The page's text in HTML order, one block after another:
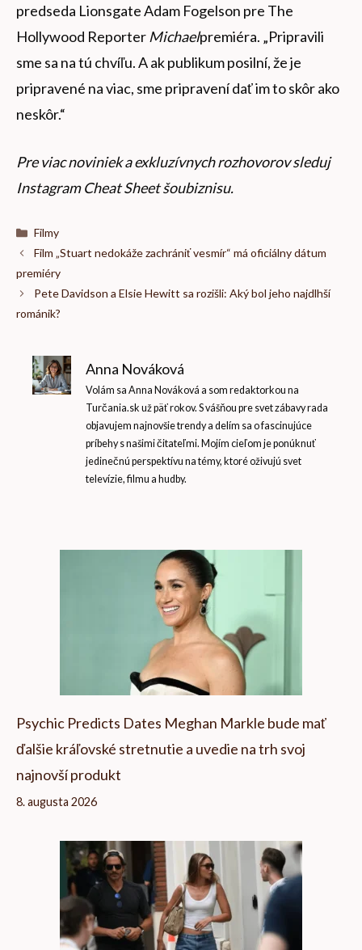
predseda Lionsgate Adam Fogelson pre The
Hollywood Reporter Michaelpremiéra. „Pripravili
sme sa na tú chvíľu. A ak publikum posilní, že je
pripravené na viac, sme pripravení dať im to skôr ako
neskôr.“
Pre viac noviniek a exkluzívnych rozhovorov sleduj
Instagram Cheat Sheet šoubiznisu.
Kategórie
Filmy
Film „Stuart nedokáže zachrániť vesmír“ má oficiálny dátum
premiéry
Pete Davidson a Elsie Hewitt sa rozišli: Aký bol jeho najdlhší
románik?
Anna Nováková
Volám sa Anna Nováková a som redaktorkou na
Turčania.sk už päť rokov. S vášňou pre svet zábavy rada
objavujem najnovšie trendy a delím sa o fascinujúce
príbehy s našimi čitateľmi. Mojím cieľom je ponúknuť
jedinečnú perspektívu na témy, ktoré oživujú svet
televízie, filmu a hudby.
Psychic Predicts Dates Meghan Markle bude mať
ďalšie kráľovské stretnutie a uvedie na trh svoj
najnovší produkt
8. augusta 2026